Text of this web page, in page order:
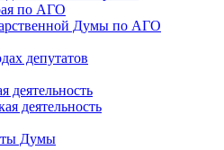
по АГО
Думы по АГО
депутатов
деятельность
деятельность
Думы